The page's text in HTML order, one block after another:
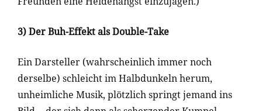
3) Der Buh-Effekt als Double-Take
Ein Darsteller (wahrscheinlich immer noch
derselbe) schleicht im Halbdunkeln herum,
unheimliche Musik, plötzlich springt jemand ins